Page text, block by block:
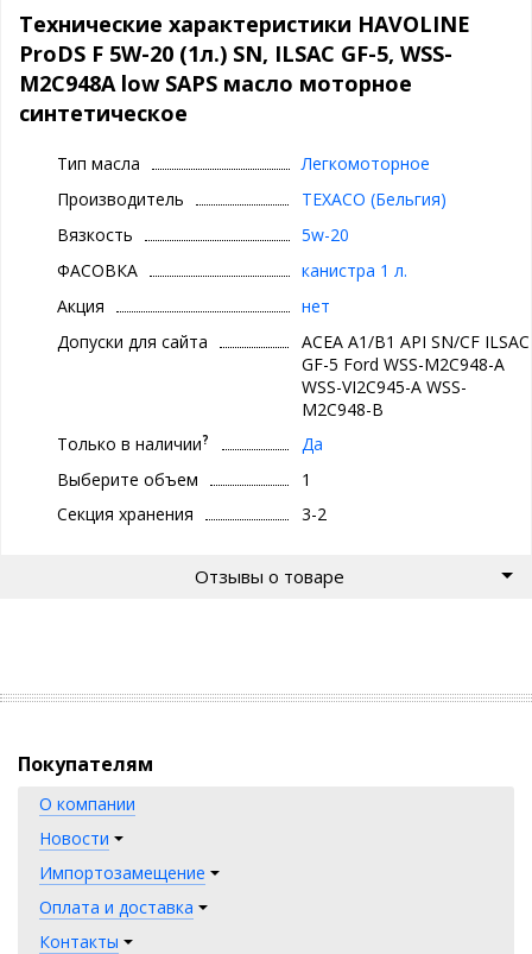
температуре, снижения токсичности отработавших газов и
повышенной топливной экономичности.
— Разработано для экономии топлива
— Обеспечивает длительную защиту двигателей и систем
— Помогает защитить трёхкомпонентные каталитические
—Защищает двигатели при низких температурах
—Способствует продлению ресурса двигателя
Технические характеристики HAVOLINE
ProDS F 5W-20 (1л.) SN, ILSAC GF-5, WSS-
M2C948A low SAPS масло моторное
синтетичеcкое
Тип масла
Легкомоторное
Производитель
TEXACO (Бельгия)
Вязкость
5w-20
ФАСОВКА
канистра 1 л.
Акция
нет
Допуски для сайта
ACEA A1/B1 API SN/СF ILSAC
GF-5 Ford WSS-M2C948-A
WSS-VI2C945-A WSS-
M2C948-B
Только в наличии?
Да
Выберите объем
1
Секция хранения
3-2
Отзывы о товаре
Покупателям
О компании
Новости
Импортозамещение
Оплата и доставка
Контакты